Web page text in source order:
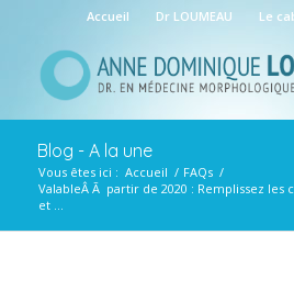
Accueil Dr LOUMEAU Le
Blog - A la une
Vous êtes ici : Accueil / FAQs /
ValableÂ Ã partir de 2020 : Remplissez les
et ...